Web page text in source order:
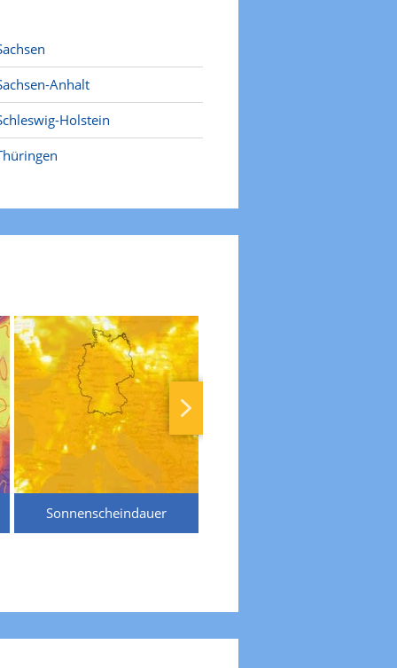
Anhalt
Holstein
Sonnenscheindauer